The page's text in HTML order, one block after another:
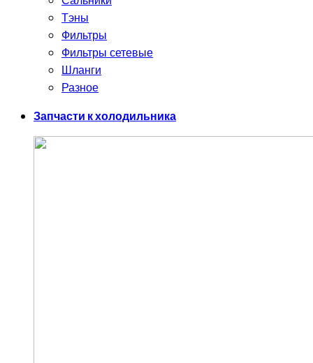
Тэны
Фильтры
Фильтры сетевые
Шланги
Разное
Запчасти к холодильника